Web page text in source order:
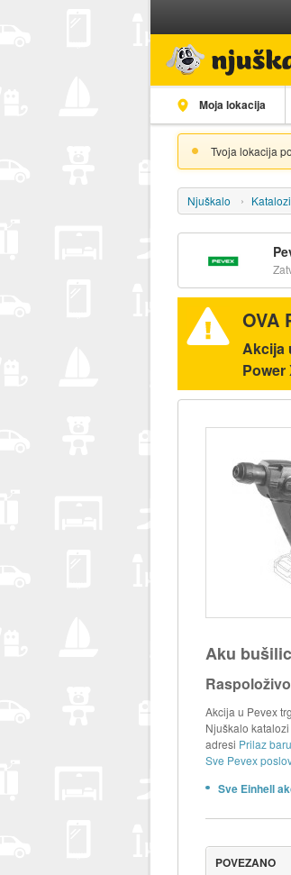
Moja lokacija
Tvoja lokacija
Njuškalo
OVA
Akcija
Power
Aku
Akcija u Pevex
Njuškalo
adresi Prilaz
Sve Pevex
Sve Einhell
POVEZANO